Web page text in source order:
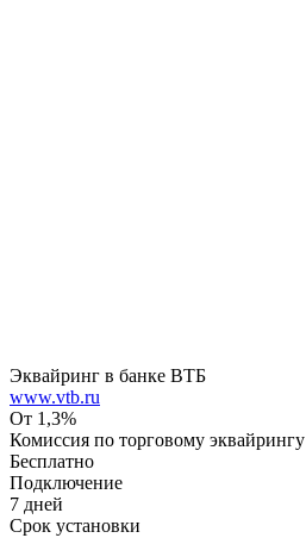
Эквайринг в банке ВТБ
www.vtb.ru
От 1,3%
Комиссия по торговому эквайрингу
Бесплатно
Подключение
7 дней
Срок установки